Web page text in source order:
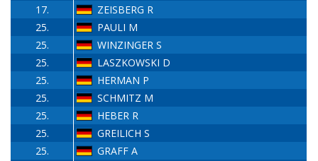
17.
ZEISBERG R
25.
PAULI M
25.
WINZINGER S
25.
LASZKOWSKI D
25.
HERMAN P
25.
SCHMITZ M
25.
HEBER R
25.
GREILICH S
25.
GRAFF A